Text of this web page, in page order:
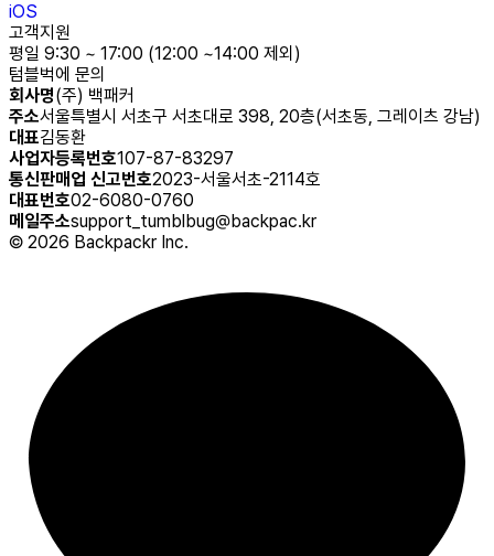
iOS
고객지원
평일 9:30 ~ 17:00 (12:00 ~14:00 제외)
텀블벅에 문의
회사명(주) 백패커
주소서울특별시 서초구 서초대로 398, 20층(서초동, 그레이츠 강남)
대표김동환
사업자등록번호107-87-83297
통신판매업 신고번호2023-서울서초-2114호
대표번호02-6080-0760
메일주소support_tumblbug@backpac.kr
© 2026 Backpackr Inc.